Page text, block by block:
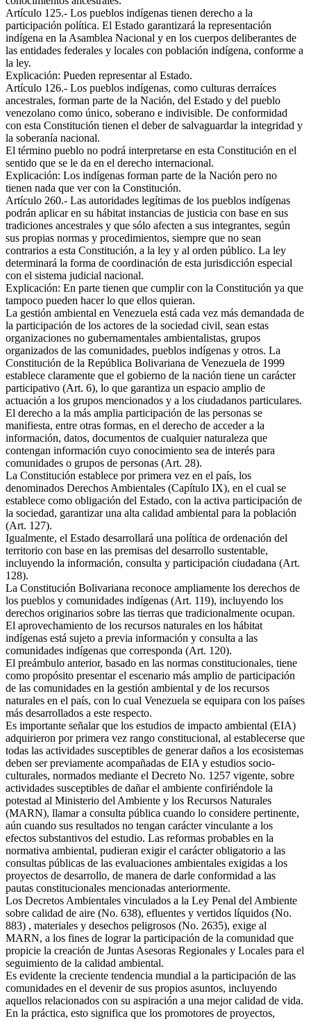
Artículo 125.- Los pueblos indígenas tienen derecho a la
participación política. El Estado garantizará la representación
indígena en la Asamblea Nacional y en los cuerpos deliberantes de
las entidades federales y locales con población indígena, conforme a
la ley.
Explicación: Pueden representar al Estado.
Artículo 126.- Los pueblos indígenas, como culturas derraíces
ancestrales, forman parte de la Nación, del Estado y del pueblo
venezolano como único, soberano e indivisible. De conformidad
con esta Constitución tienen el deber de salvaguardar la integridad y
la soberanía nacional.
El término pueblo no podrá interpretarse en esta Constitución en el
sentido que se le da en el derecho internacional.
Explicación: Los indígenas forman parte de la Nación pero no
tienen nada que ver con la Constitución.
Artículo 260.- Las autoridades legítimas de los pueblos indígenas
podrán aplicar en su hábitat instancias de justicia con base en sus
tradiciones ancestrales y que sólo afecten a sus integrantes, según
sus propias normas y procedimientos, siempre que no sean
contrarios a esta Constitución, a la ley y al orden público. La ley
determinará la forma de coordinación de esta jurisdicción especial
con el sistema judicial nacional.
Explicación: En parte tienen que cumplir con la Constitución ya que
tampoco pueden hacer lo que ellos quieran.
La gestión ambiental en Venezuela está cada vez más demandada de
la participación de los actores de la sociedad civil, sean estas
organizaciones no gubernamentales ambientalistas, grupos
organizados de las comunidades, pueblos indígenas y otros. La
Constitución de la República Bolivariana de Venezuela de 1999
establece claramente que el gobierno de la nación tiene un carácter
participativo (Art. 6), lo que garantiza un espacio amplio de
actuación a los grupos mencionados y a los ciudadanos particulares.
El derecho a la más amplia participación de las personas se
manifiesta, entre otras formas, en el derecho de acceder a la
información, datos, documentos de cualquier naturaleza que
contengan información cuyo conocimiento sea de interés para
comunidades o grupos de personas (Art. 28).
La Constitución establece por primera vez en el país, los
denominados Derechos Ambientales (Capítulo IX), en el cual se
establece como obligación del Estado, con la activa participación de
la sociedad, garantizar una alta calidad ambiental para la población
(Art. 127).
Igualmente, el Estado desarrollará una política de ordenación del
territorio con base en las premisas del desarrollo sustentable,
incluyendo la información, consulta y participación ciudadana (Art.
128).
La Constitución Bolivariana reconoce ampliamente los derechos de
los pueblos y comunidades indígenas (Art. 119), incluyendo los
derechos originarios sobre las tierras que tradicionalmente ocupan.
El aprovechamiento de los recursos naturales en los hábitat
indígenas está sujeto a previa información y consulta a las
comunidades indígenas que corresponda (Art. 120).
El preámbulo anterior, basado en las normas constitucionales, tiene
como propósito presentar el escenario más amplio de participación
de las comunidades en la gestión ambiental y de los recursos
naturales en el país, con lo cual Venezuela se equipara con los países
más desarrollados a este respecto.
Es importante señalar que los estudios de impacto ambiental (EIA)
adquirieron por primera vez rango constitucional, al establecerse que
todas las actividades susceptibles de generar daños a los ecosistemas
deben ser previamente acompañadas de EIA y estudios socio-
culturales, normados mediante el Decreto No. 1257 vigente, sobre
actividades susceptibles de dañar el ambiente confiriéndole la
potestad al Ministerio del Ambiente y los Recursos Naturales
(MARN), llamar a consulta pública cuando lo considere pertinente,
aún cuando sus resultados no tengan carácter vinculante a los
efectos substantivos del estudio. Las reformas probables en la
normativa ambiental, pudieran exigir el carácter obligatorio a las
consultas públicas de las evaluaciones ambientales exigidas a los
proyectos de desarrollo, de manera de darle conformidad a las
pautas constitucionales mencionadas anteriormente.
Los Decretos Ambientales vinculados a la Ley Penal del Ambiente
sobre calidad de aire (No. 638), efluentes y vertidos líquidos (No.
883) , materiales y desechos peligrosos (No. 2635), exige al
MARN, a los fines de lograr la participación de la comunidad que
propicie la creación de Juntas Asesoras Regionales y Locales para el
seguimiento de la calidad ambiental.
Es evidente la creciente tendencia mundial a la participación de las
comunidades en el devenir de sus propios asuntos, incluyendo
aquellos relacionados con su aspiración a una mejor calidad de vida.
En la práctica, esto significa que los promotores de proyectos,